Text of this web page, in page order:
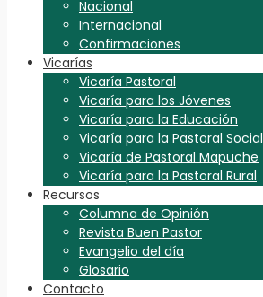
Nacional
Internacional
Confirmaciones
Vicarías
Vicaría Pastoral
Vicaría para los Jóvenes
Vicaría para la Educación
Vicaría para la Pastoral Social
Vicaría de Pastoral Mapuche
Vicaría para la Pastoral Rural
Recursos
Columna de Opinión
Revista Buen Pastor
Evangelio del día
Glosario
Contacto